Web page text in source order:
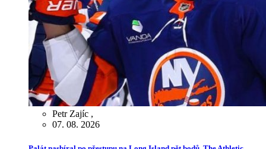
Petr Zajíc ,
07. 08. 2026